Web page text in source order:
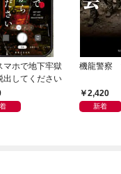
マホで地下牢獄
出してください
機龍警察
2,420
新着